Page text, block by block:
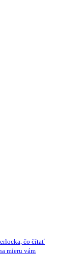
čo čítať
mieru vám